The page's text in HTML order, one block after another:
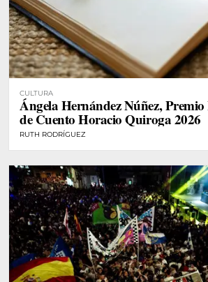
CULTURA
Ángela Hernández Núñez,
de Cuento Horacio Quiroga 2026
RUTH RODRÍGUEZ